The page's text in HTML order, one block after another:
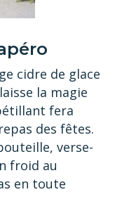
cidre de glace
la magie
fera
des fêtes.
verse-
froid au
en toute